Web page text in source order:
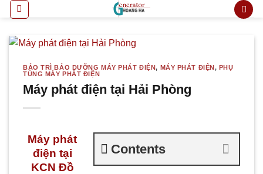
qua
nội
BẢO TRÌ BẢO DƯỠNG MÁY PHÁT ĐIỆN, MÁY PHÁT ĐIỆN , PHỤ
TÙNG MÁY PHÁT ĐIỆN
Máy phát điện tại Hải Phòng
Contents
Máy phát
điện tại
KCN Đồ